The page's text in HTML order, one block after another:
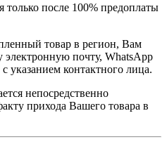
только после 100% предоплаты
товар в регион, Вам
электронную почту, WhatsApp
указанием контактного лица.
непосредственно
прихода Вашего товара в